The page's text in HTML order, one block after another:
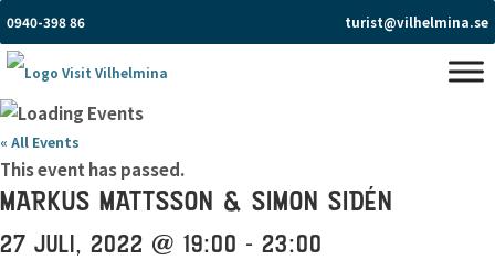
0940-398 86 turist@vilhelmina.se
« All Events
This event has passed.
MARKUS MATTSSON & SIMON SIDÉN
27 JULI, 2022 @ 19:00 - 23:00